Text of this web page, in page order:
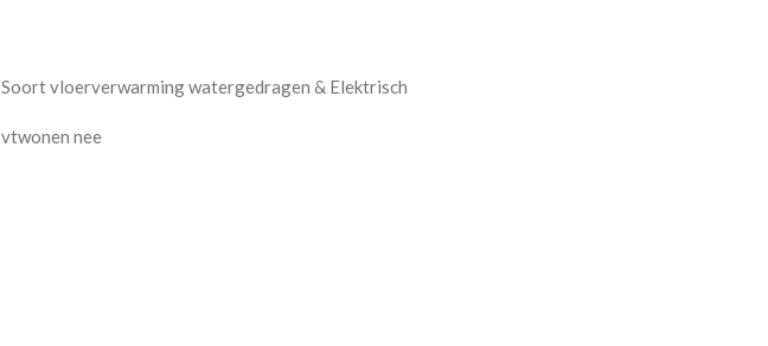
Soort vloerverwarming watergedragen & Elektrisch
vtwonen nee